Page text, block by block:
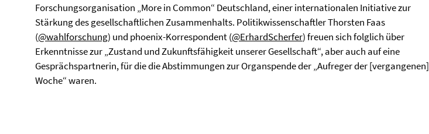
Forschungsorganisation „More in Common“ Deutschland, einer internationalen Initiative zur
Stärkung des gesellschaftlichen Zusammenhalts. Politikwissenschaftler Thorsten Faas
(@wahlforschung) und phoenix-Korrespondent (@ErhardScherfer) freuen sich folglich über
Erkenntnisse zur „Zustand und Zukunftsfähigkeit unserer Gesellschaft“, aber auch auf eine
Gesprächspartnerin, für die die Abstimmungen zur Organspende der „Aufreger der [vergangenen]
Woche“ waren.